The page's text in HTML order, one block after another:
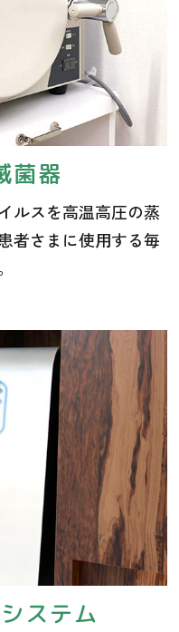
菌器
ルスを高温高圧の蒸
者さまに使用する毎
ステム